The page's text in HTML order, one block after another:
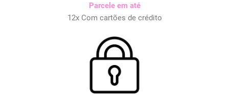
Parcele em até
12x Com cartões de crédito